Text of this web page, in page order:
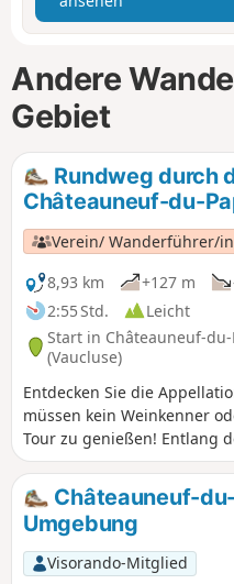
Andere
Gebiet
Rundweg durch
Châteauneuf-du-
Verein/ Wanderführer/in
8,93 km
+127 m
2:55 Std.
Leicht
Start in Châteauneuf-du-
(Vaucluse)
Entdecken Sie die
müssen kein Weinkenner
Tour zu genießen! Entlang
Sie 24 Tafeln mit einfachen
Tafel Nr. 6 können Sie eine
anschließen.
Châteauneuf-
Umgebung
Visorando-Mitglied